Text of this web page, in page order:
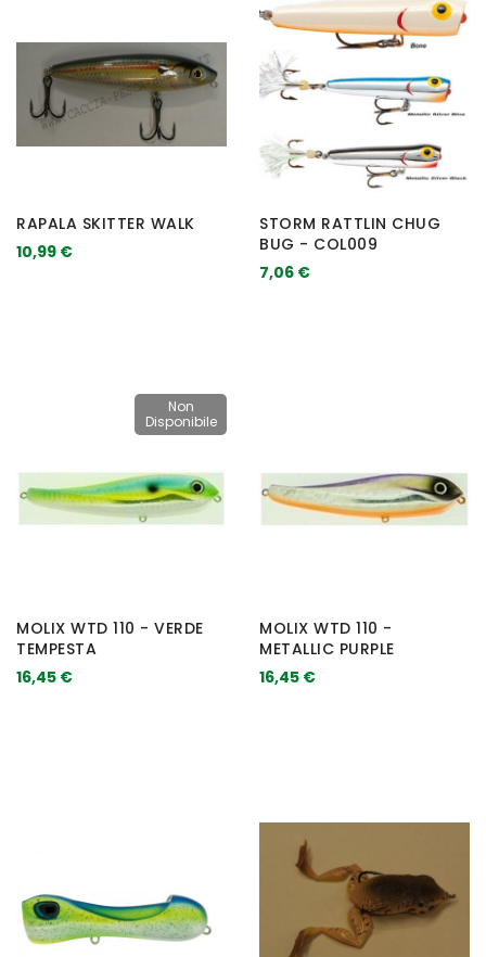
RAPALA SKITTER WALK
10,99 €
STORM RATTLIN CHUG
BUG - COL009
7,06 €
Non
Disponibile
MOLIX WTD 110 - VERDE
TEMPESTA
16,45 €
MOLIX WTD 110 -
METALLIC PURPLE
16,45 €